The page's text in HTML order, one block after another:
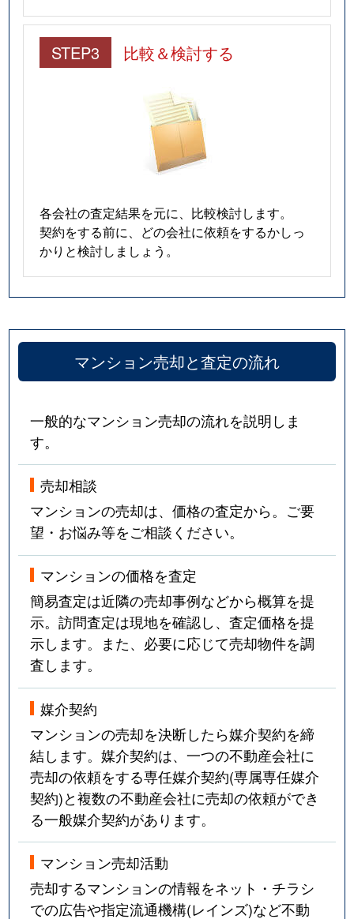
STEP3 比較＆検討する
各会社の査定結果を元に、比較検討します。
契約をする前に、どの会社に依頼をするかしっ
かりと検討しましょう。
マンション売却と査定の流れ
一般的なマンション売却の流れを説明しま
す。
売却相談
マンションの売却は、価格の査定から。ご要
望・お悩み等をご相談ください。
マンションの価格を査定
簡易査定は近隣の売却事例などから概算を提
示。訪問査定は現地を確認し、査定価格を提
示します。また、必要に応じて売却物件を調
査します。
媒介契約
マンションの売却を決断したら媒介契約を締
結します。媒介契約は、一つの不動産会社に
売却の依頼をする専任媒介契約(専属専任媒介
契約)と複数の不動産会社に売却の依頼ができ
る一般媒介契約があります。
マンション売却活動
売却するマンションの情報をネット・チラシ
での広告や指定流通機構(レインズ)など不動